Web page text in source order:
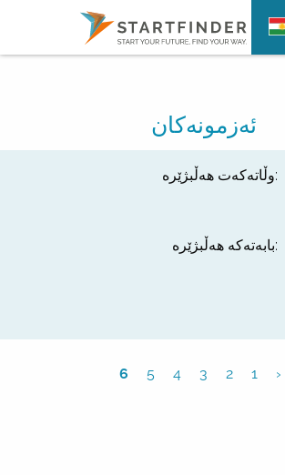
ئەزمونەکان
وڵاتەکەت هەڵبژێرە:
بابەتەکە هەڵبژێرە:
‹
1
2
3
4
5
6